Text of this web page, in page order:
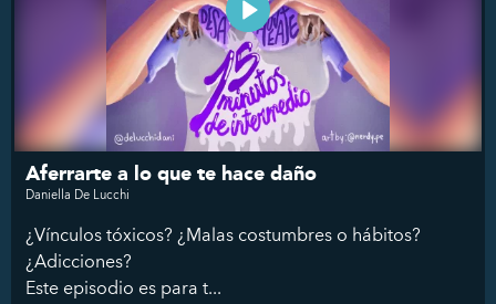
Aferrarte a lo que te hace daño
Daniella De Lucchi
¿Vínculos tóxicos? ¿Malas costumbres o hábitos?
¿Adicciones?
Este episodio es para t...